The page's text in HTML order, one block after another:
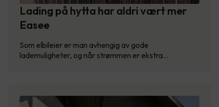
Lading på hytta har aldri vært mer
Easee
Som elbileier er man avhengig av gode
lademuligheter, og når strømmen er ekstra…